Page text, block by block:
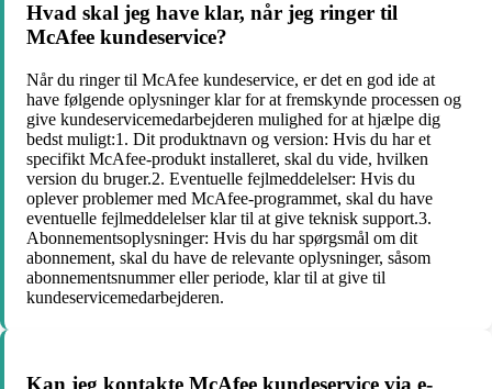
Hvad skal jeg have klar, når jeg ringer til
McAfee kundeservice?
Når du ringer til McAfee kundeservice, er det en god ide at
have følgende oplysninger klar for at fremskynde processen og
give kundeservicemedarbejderen mulighed for at hjælpe dig
bedst muligt:1. Dit produktnavn og version: Hvis du har et
specifikt McAfee-produkt installeret, skal du vide, hvilken
version du bruger.2. Eventuelle fejlmeddelelser: Hvis du
oplever problemer med McAfee-programmet, skal du have
eventuelle fejlmeddelelser klar til at give teknisk support.3.
Abonnementsoplysninger: Hvis du har spørgsmål om dit
abonnement, skal du have de relevante oplysninger, såsom
abonnementsnummer eller periode, klar til at give til
kundeservicemedarbejderen.
Kan jeg kontakte McAfee kundeservice via e-